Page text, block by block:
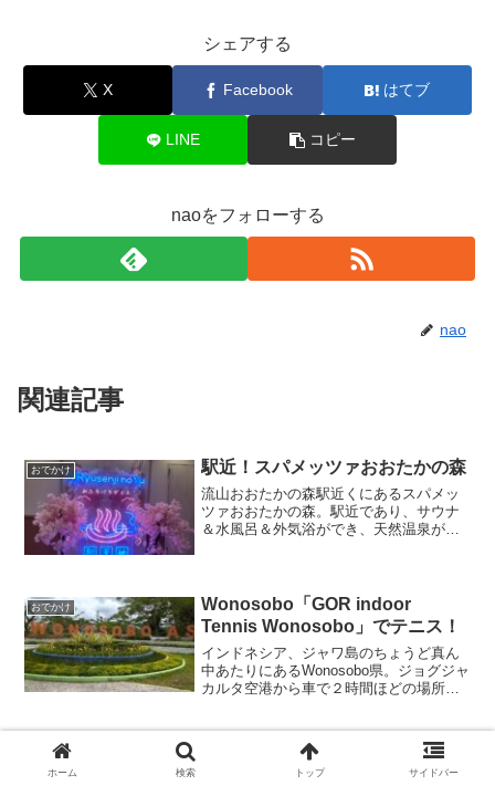
シェアする
X Facebook はてブ
LINE コピー
naoをフォローする
nao
関連記事
おでかけ 駅近！スパメッツァおおたかの森
流山おおたかの森駅近くにあるスパメッ
ツァおおたかの森。駅近であり、サウナ
＆水風呂＆外気浴ができ、天然温泉があ
おでかけ
Wonosobo「GOR indoor
Tennis Wonosobo」でテニス！
インドネシア、ジャワ島のちょうど真ん
中あたりにあるWonosobo県。ジョグジャ
カルタ空港から車で２時間ほどの場所で
したのでご紹介します！インドアなので
雨季でもテニスができますよ！
おでかけ
メコン川クルーズツアーに行って
ホーム 検索 トップ サイドバー